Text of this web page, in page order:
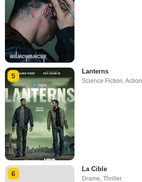
5
Lanterns
Science Fiction,Action
6
La Cible
Drame,Thriller